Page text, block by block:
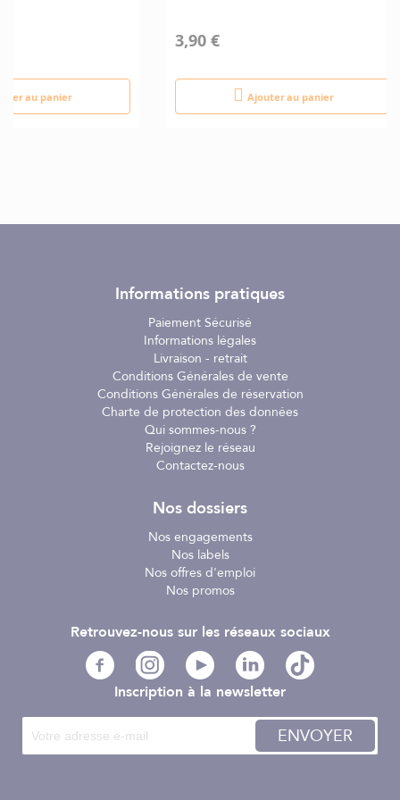
au panier
3,90 €
Ajouter au panier
Informations pratiques
Paiement Sécurisé
Informations légales
Livraison - retrait
Conditions Générales de vente
Conditions Générales de réservation
Charte de protection des données
Qui sommes-nous ?
Rejoignez le réseau
Contactez-nous
Nos dossiers
Nos engagements
Nos labels
Nos offres d'emploi
Nos promos
Inscription à la newsletter
ENVOYER
Retrouvez-nous sur les réseaux sociaux